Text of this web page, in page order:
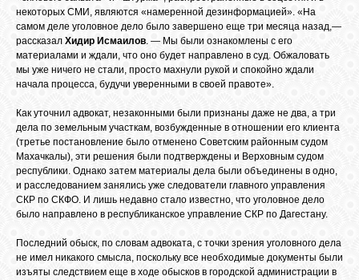
RSS
VK
GOOGLE+
TWITTER
FACEBOOK
некоторых СМИ, являются «намеренной дезинформацией». «На
самом деле уголовное дело было завершено еще три месяца назад,—
рассказал Хидир Исмаилов. — Мы были ознакомлены с его
материалами и ждали, что оно будет направлено в суд. Обжаловать
мы уже ничего не стали, просто махнули рукой и спокойно ждали
начала процесса, будучи уверенными в своей правоте».
Как уточнил адвокат, незаконными были признаны даже не два, а три
дела по земельным участкам, возбужденные в отношении его клиента
(третье постановление было отменено Советским районным судом
Махачкалы), эти решения были подтверждены и Верховным судом
республики. Однако затем материалы дела были объединены в одно,
и расследованием занялись уже следователи главного управления
СКР по СКФО. И лишь недавно стало известно, что уголовное дело
было направлено в республиканское управление СКР по Дагестану.
Последний обыск, по словам адвоката, с точки зрения уголовного дела
не имел никакого смысла, поскольку все необходимые документы были
изъяты следствием еще в ходе обысков в городской администрации в